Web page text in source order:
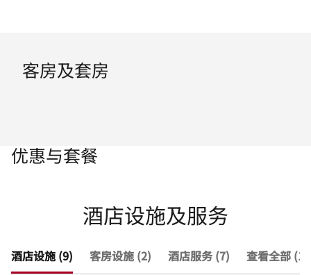
客房及套房
优惠与套餐
酒店设施及服务
酒店设施 (9) 客房设施 (2) 酒店服务 (7) 查看全部